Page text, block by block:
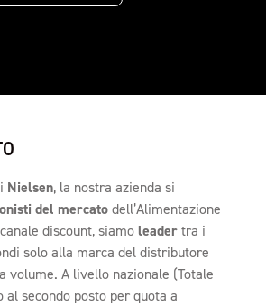
Nielsen, la nostra azienda si
del mercatodell’Alimentazione
discount, siamoleadertra i
solo alla marca del distributore
volume. A livello nazionale (Totale
secondo posto per quota a